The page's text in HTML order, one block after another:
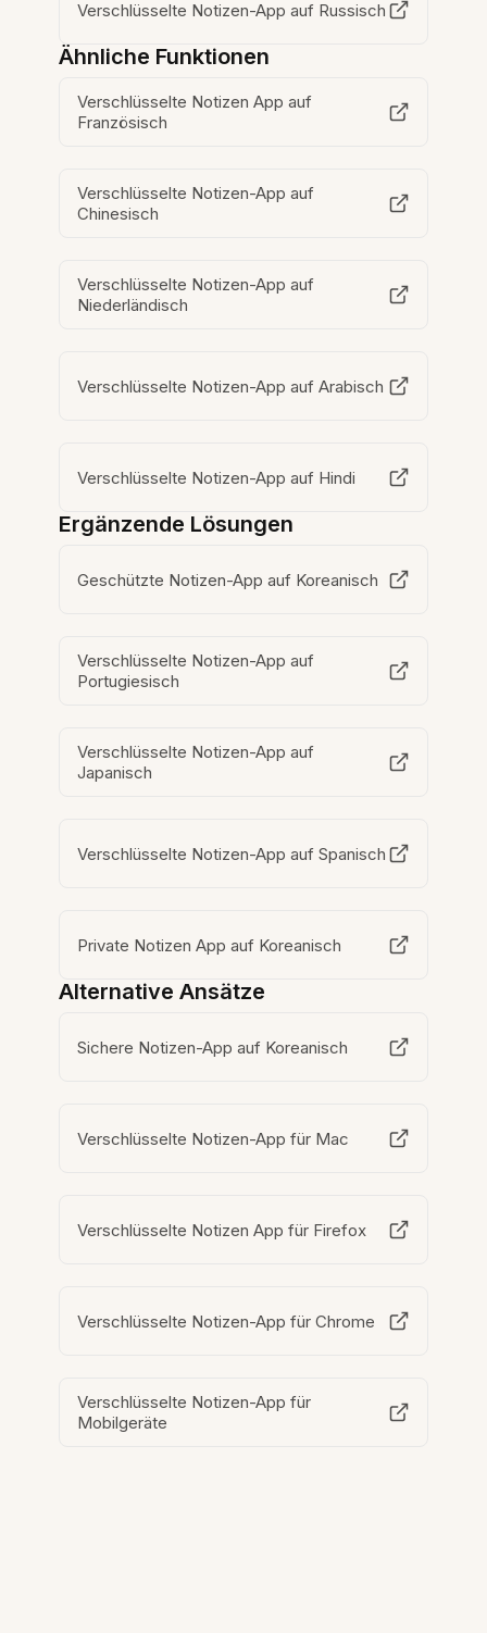
Verschlüsselte Notizen-App auf Russisch
Ähnliche Funktionen
Verschlüsselte Notizen App auf
Französisch
Verschlüsselte Notizen-App auf
Chinesisch
Verschlüsselte Notizen-App auf
Niederländisch
Verschlüsselte Notizen-App auf Arabisch
Verschlüsselte Notizen-App auf Hindi
Ergänzende Lösungen
Geschützte Notizen-App auf Koreanisch
Verschlüsselte Notizen-App auf
Portugiesisch
Verschlüsselte Notizen-App auf
Japanisch
Verschlüsselte Notizen-App auf Spanisch
Private Notizen App auf Koreanisch
Alternative Ansätze
Sichere Notizen-App auf Koreanisch
Verschlüsselte Notizen-App für Mac
Verschlüsselte Notizen App für Firefox
Verschlüsselte Notizen-App für Chrome
Verschlüsselte Notizen-App für
Mobilgeräte